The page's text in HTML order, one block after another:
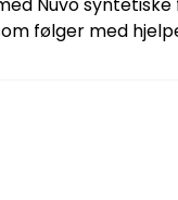
følger med